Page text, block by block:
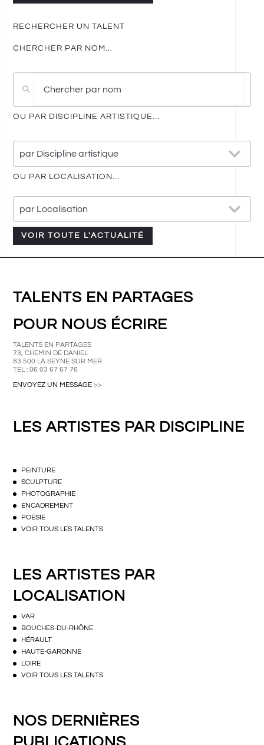
RECHERCHER UN TALENT
CHERCHER PAR NOM...
Pas
OU PAR DISCIPLINE ARTISTIQUE...
par Discipline artistique
results
available
OU PAR LOCALISATION...
par Localisation
results
available
VOIR TOUTE L'ACTUALITÉ
TALENTS EN PARTAGES
POUR NOUS ÉCRIRE
TALENTS EN PARTAGES
73, CHEMIN DE DANIEL
83 500 LA SEYNE SUR MER
TÉL : 06 03 67 67 76
ENVOYEZ UN MESSAGE >>
LES ARTISTES PAR DISCIPLINE
PEINTURE
SCULPTURE
PHOTOGRAPHIE
ENCADREMENT
POÉSIE
VOIR TOUS LES TALENTS
LES ARTISTES PAR
LOCALISATION
VAR
BOUCHES-DU-RHÔNE
HÉRAULT
HAUTE-GARONNE
LOIRE
VOIR TOUS LES TALENTS
NOS DERNIÈRES